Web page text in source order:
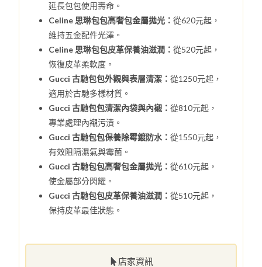
店家資訊
延長包包使用壽命。
Celine 思琳包包高奢包金屬拋光：從620元起，
維持五金配件光澤。
Celine 思琳包包皮革保養油滋潤：從520元起，
恢復皮革柔軟度。
Gucci 古馳包包外觀與表層清潔：從1250元起，
適用於古馳多樣材質。
Gucci 古馳包包清潔內袋與內襯：從810元起，
專業處理內襯污漬。
Gucci 古馳包包保養除霉鍍防水：從1550元起，
有效阻隔濕氣與霉菌。
Gucci 古馳包包高奢包金屬拋光：從610元起，
使金屬部分閃耀。
Gucci 古馳包包皮革保養油滋潤：從510元起，
保持皮革最佳狀態。